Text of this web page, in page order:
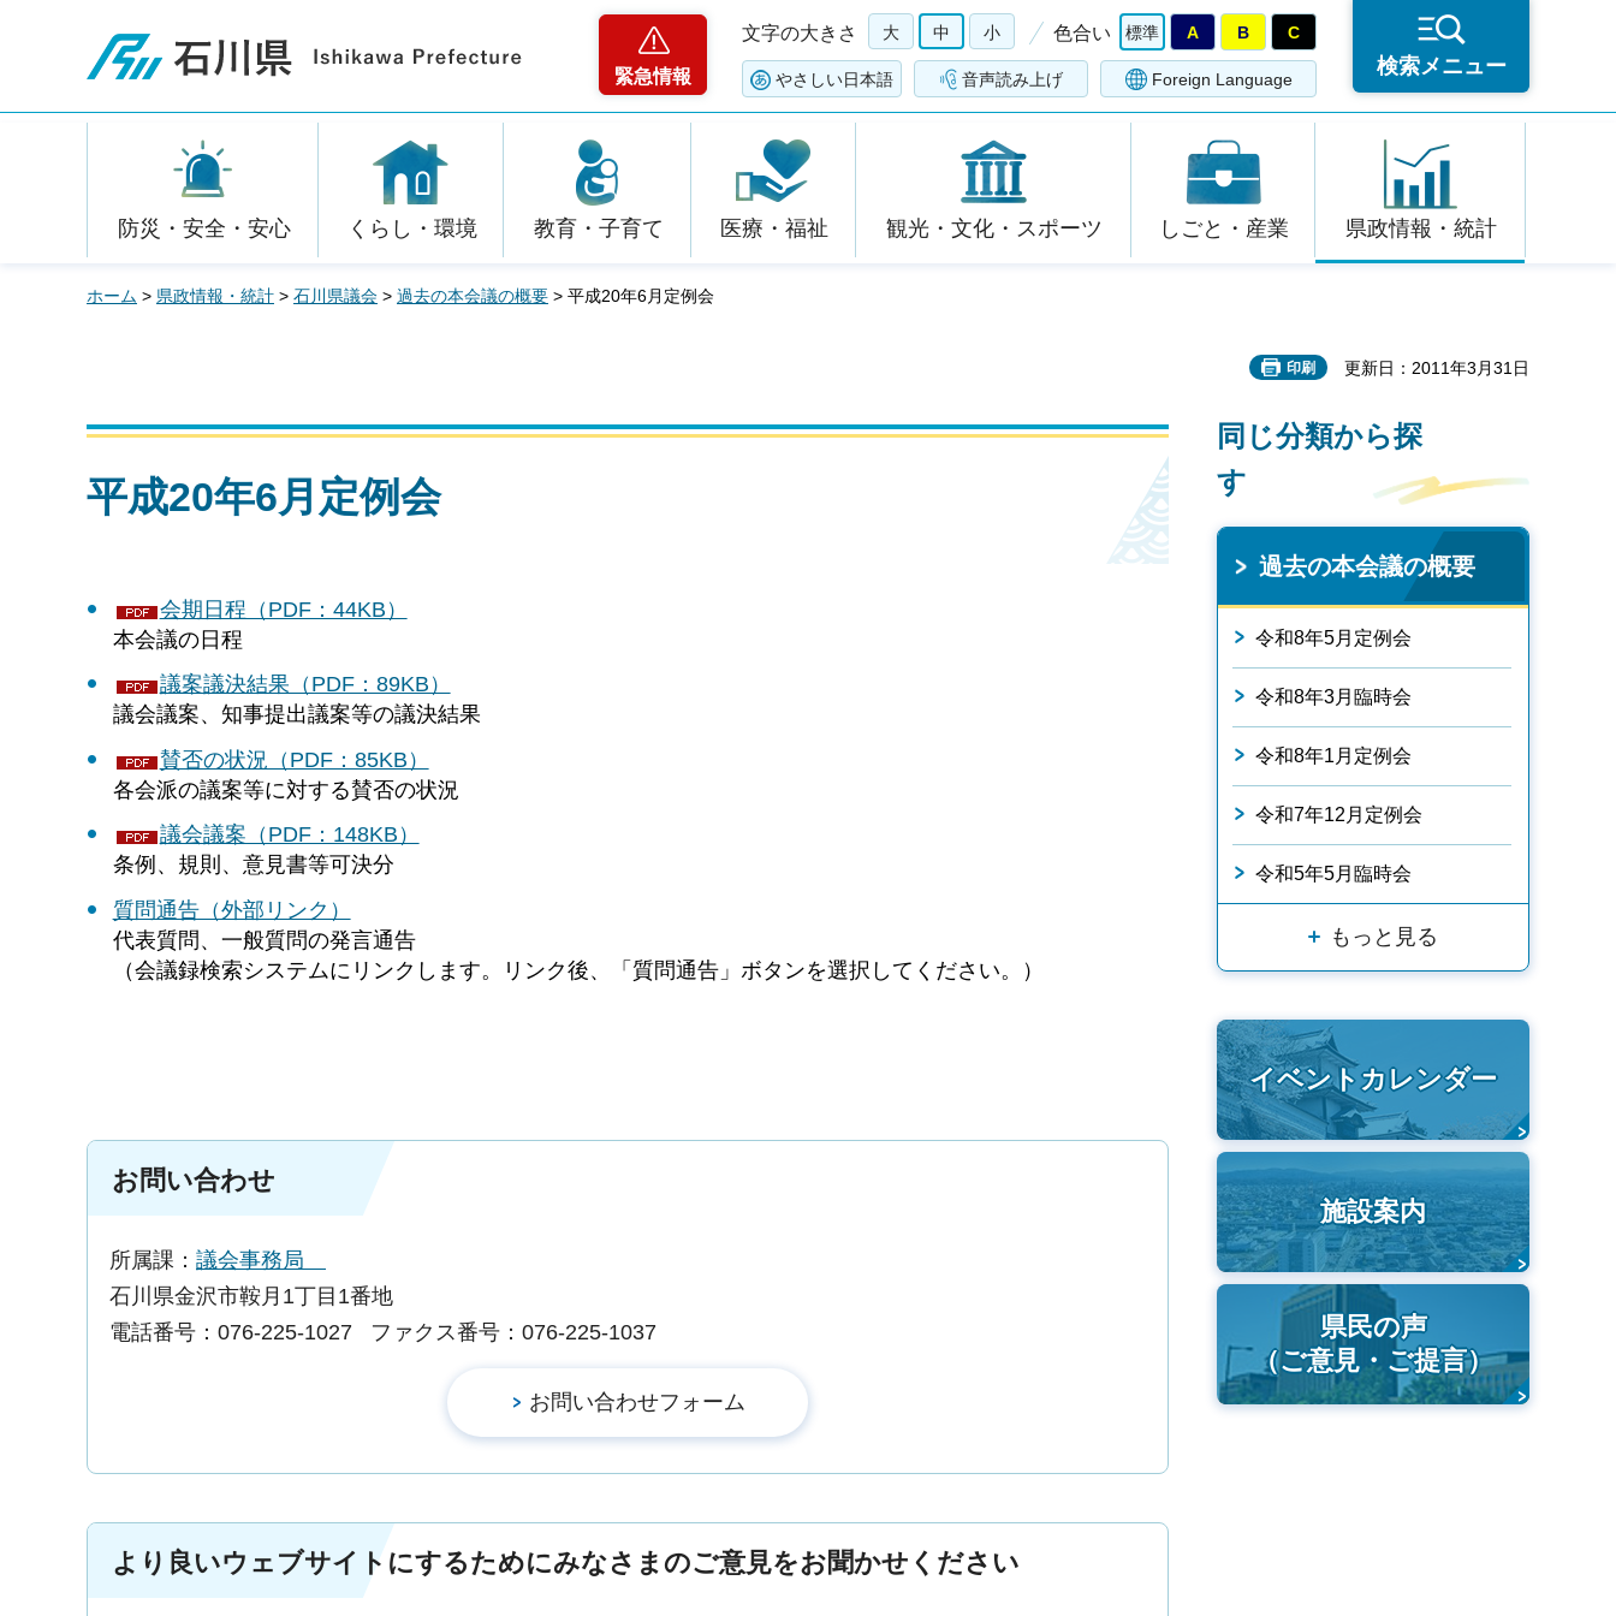
石川県
緊急情報
文字の大きさ 大 中 小 色合い 標準 A B C
やさしい日本語 音声読み上げ Foreign Language
検索メニュー
防災・安全・安心 くらし・環境 教育・子育て 医療・福祉 観光・文化・スポーツ しごと・産業 県政情報・統計
ホーム > 県政情報・統計 > 石川県議会 > 過去の本会議の概要 > 平成20年6月定例会
印刷 更新日：2011年3月31日
平成20年6月定例会
会期日程（PDF：44KB）
本会議の日程
議案議決結果（PDF：89KB）
議会議案、知事提出議案等の議決結果
賛否の状況（PDF：85KB）
各会派の議案等に対する賛否の状況
議会議案（PDF：148KB）
条例、規則、意見書等可決分
質問通告（外部リンク）
代表質問、一般質問の発言通告
（会議録検索システムにリンクします。リンク後、「質問通告」ボタンを選択してください。）
お問い合わせ
所属課： 議会事務局
石川県金沢市鞍月1丁目1番地
電話番号：076-225-1027
ファクス番号：076-225-1037
より良いウェブサイトにするためにみなさまのご意見をお聞かせください
同じ分類から探
す
過去の本会議の概要
令和8年5月定例会
令和8年3月臨時会
令和8年1月定例会
令和7年12月定例会
令和5年5月臨時会
もっと見る
イベントカレンダー
施設案内
県民の声
（ご意見・ご提言）